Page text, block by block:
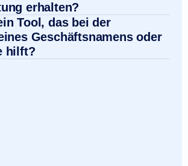
erhalten?
Tool, das bei der
Geschäftsnamens oder
hilft?